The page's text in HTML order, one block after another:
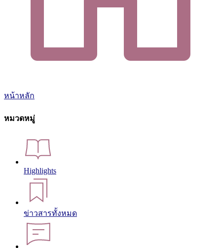
หน้าหลัก
หมวดหมู่
Highlights
ข่าวสารทั้งหมด